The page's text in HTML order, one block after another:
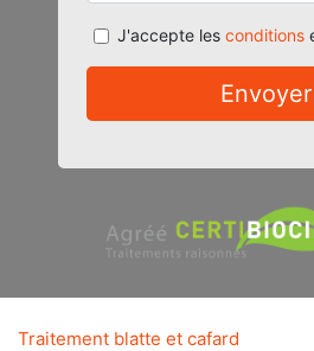
J'accepte les conditions
Envoyer
Traitement blatte et cafard